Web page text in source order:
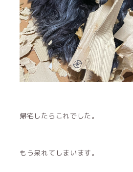
帰宅したらこれでした。
もう呆れてしまいます。